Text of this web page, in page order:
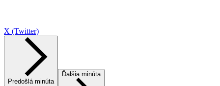
X (Twitter)
Predošlá minúta
Ďalšia minúta